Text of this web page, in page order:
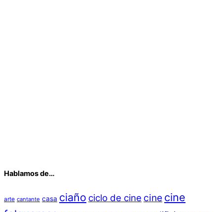
Hablamos de…
arte cantante casa ciaño ciclo de cine cine cine